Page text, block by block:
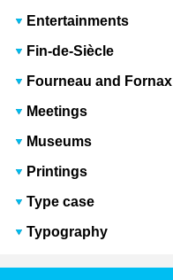
Entertainments
Fin-de-Siècle
Fourneau and Fornax
Meetings
Museums
Printings
Type case
Typography